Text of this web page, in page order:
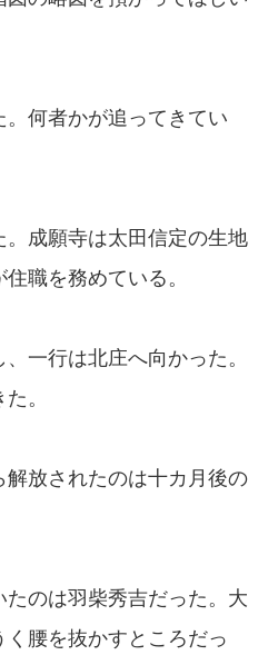
何者かが追ってきてい
成願寺は太田信定の生地
職を務めている。
一行は北庄へ向かった。
。
放されたのは十カ月後の
のは羽柴秀吉だった。大
腰を抜かすところだっ